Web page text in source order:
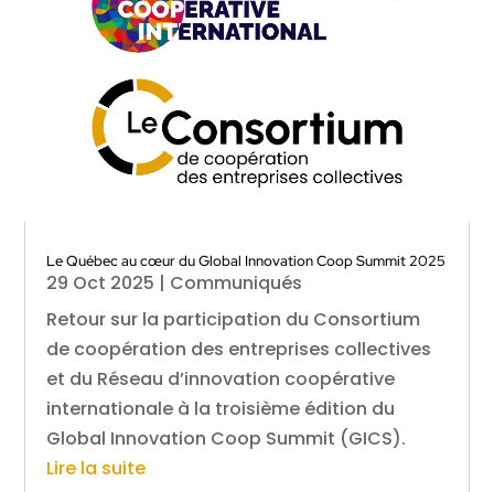
Le Québec au cœur du Global Innovation Coop Summit 2025
29 Oct 2025 | Communiqués
Retour sur la participation du Consortium
de coopération des entreprises collectives
et du Réseau d’innovation coopérative
internationale à la troisième édition du
Global Innovation Coop Summit (GICS).
Lire la suite